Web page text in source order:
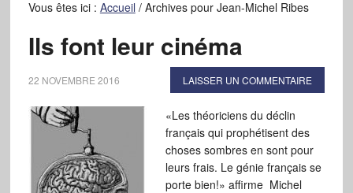
Vous êtes ici : Accueil /Archives pour Jean-Michel Ribes
Ils font leur cinéma
22 NOVEMBRE 2016 LAISSER UN COMMENTAIRE
«Les théoriciens du déclin
français qui prophétisent des
choses sombres en sont pour
leurs frais. Le génie français se
porte bien!» affirme Michel